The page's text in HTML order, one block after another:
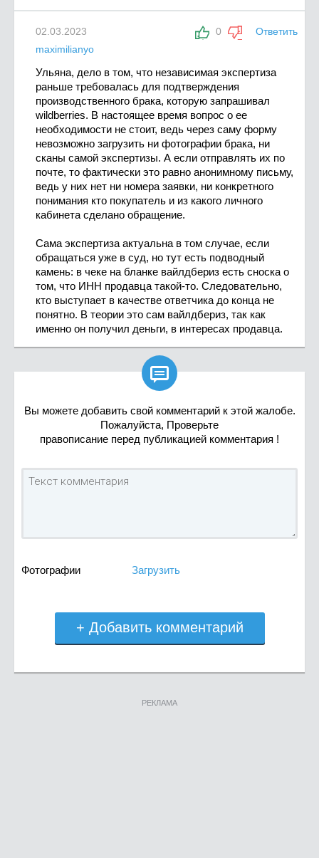
0 Ответить
02.03.2023
maximilianyo
Ульяна, дело в том, что независимая экспертиза
раньше требовалась для подтверждения
производственного брака, которую запрашивал
wildberries. В настоящее время вопрос о ее
необходимости не стоит, ведь через саму форму
невозможно загрузить ни фотографии брака, ни
сканы самой экспертизы. А если отправлять их по
почте, то фактически это равно анонимному письму,
ведь у них нет ни номера заявки, ни конкретного
понимания кто покупатель и из какого личного
кабинета сделано обращение.
Сама экспертиза актуальна в том случае, если
обращаться уже в суд, но тут есть подводный
камень: в чеке на бланке вайлдбериз есть сноска о
том, что ИНН продавца такой-то. Следовательно,
кто выступает в качестве ответчика до конца не
понятно. В теории это сам вайлдбериз, так как
именно он получил деньги, в интересах продавца.

Вы можете добавить свой комментарий к этой жалобе.
Пожалуйста, Проверьте
правописание перед публикацией комментария !
Фотографии Загрузить
+ Добавить комментарий
РЕКЛАМА